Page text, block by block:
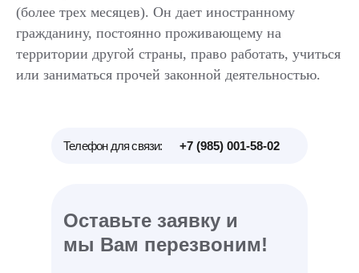
(более трех месяцев). Он дает иностранному
гражданину, постоянно проживающему на
территории другой страны, право работать, учиться
или заниматься прочей законной деятельностью.
+7 (985) 001-58-02
Оставьте заявку и
мы Вам перезвоним!
Телефон для связи: